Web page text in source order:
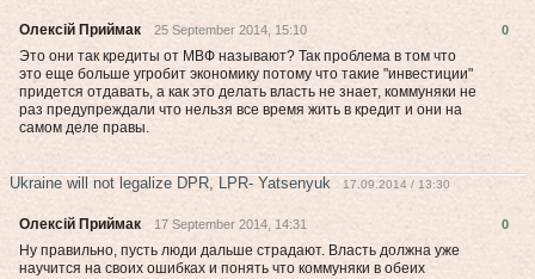
Олексій Приймак 25 September 2014, 15:10
Это они так кредиты от МВФ называют? Так проблема в том что
это еще больше угробит экономику потому что такие "инвестиции"
придется отдавать, а как это делать власть не знает, коммуняки не
раз предупреждали что нельзя все время жить в кредит и они на
самом деле правы.
0
Ukraine will not legalize DPR, LPR- Yatsenyuk 17.09.2014 / 13:30
Олексій Приймак 17 September 2014, 14:31
Ну правильно, пусть люди дальше страдают. Власть должна уже
научится на своих ошибках и понять что коммуняки в обеих
0